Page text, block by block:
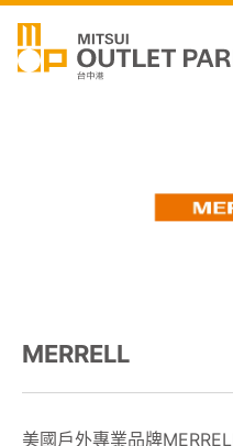
最新消息
MERRELL
美國戶外專業品牌